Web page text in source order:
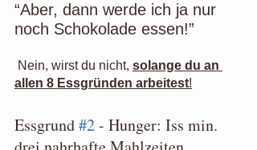
“Aber, dann werde ich ja nur
noch Schokolade essen!”
Nein, wirst du nicht, solange du an
allen 8 Essgründen arbeitest!
Essgrund #2 - Hunger: Iss min.